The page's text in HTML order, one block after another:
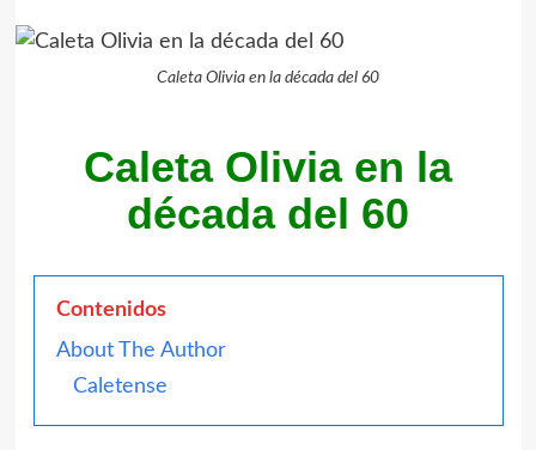
Caleta Olivia en la década del 60
Caleta Olivia en la
década del 60
Contenidos
About The Author
Caletense